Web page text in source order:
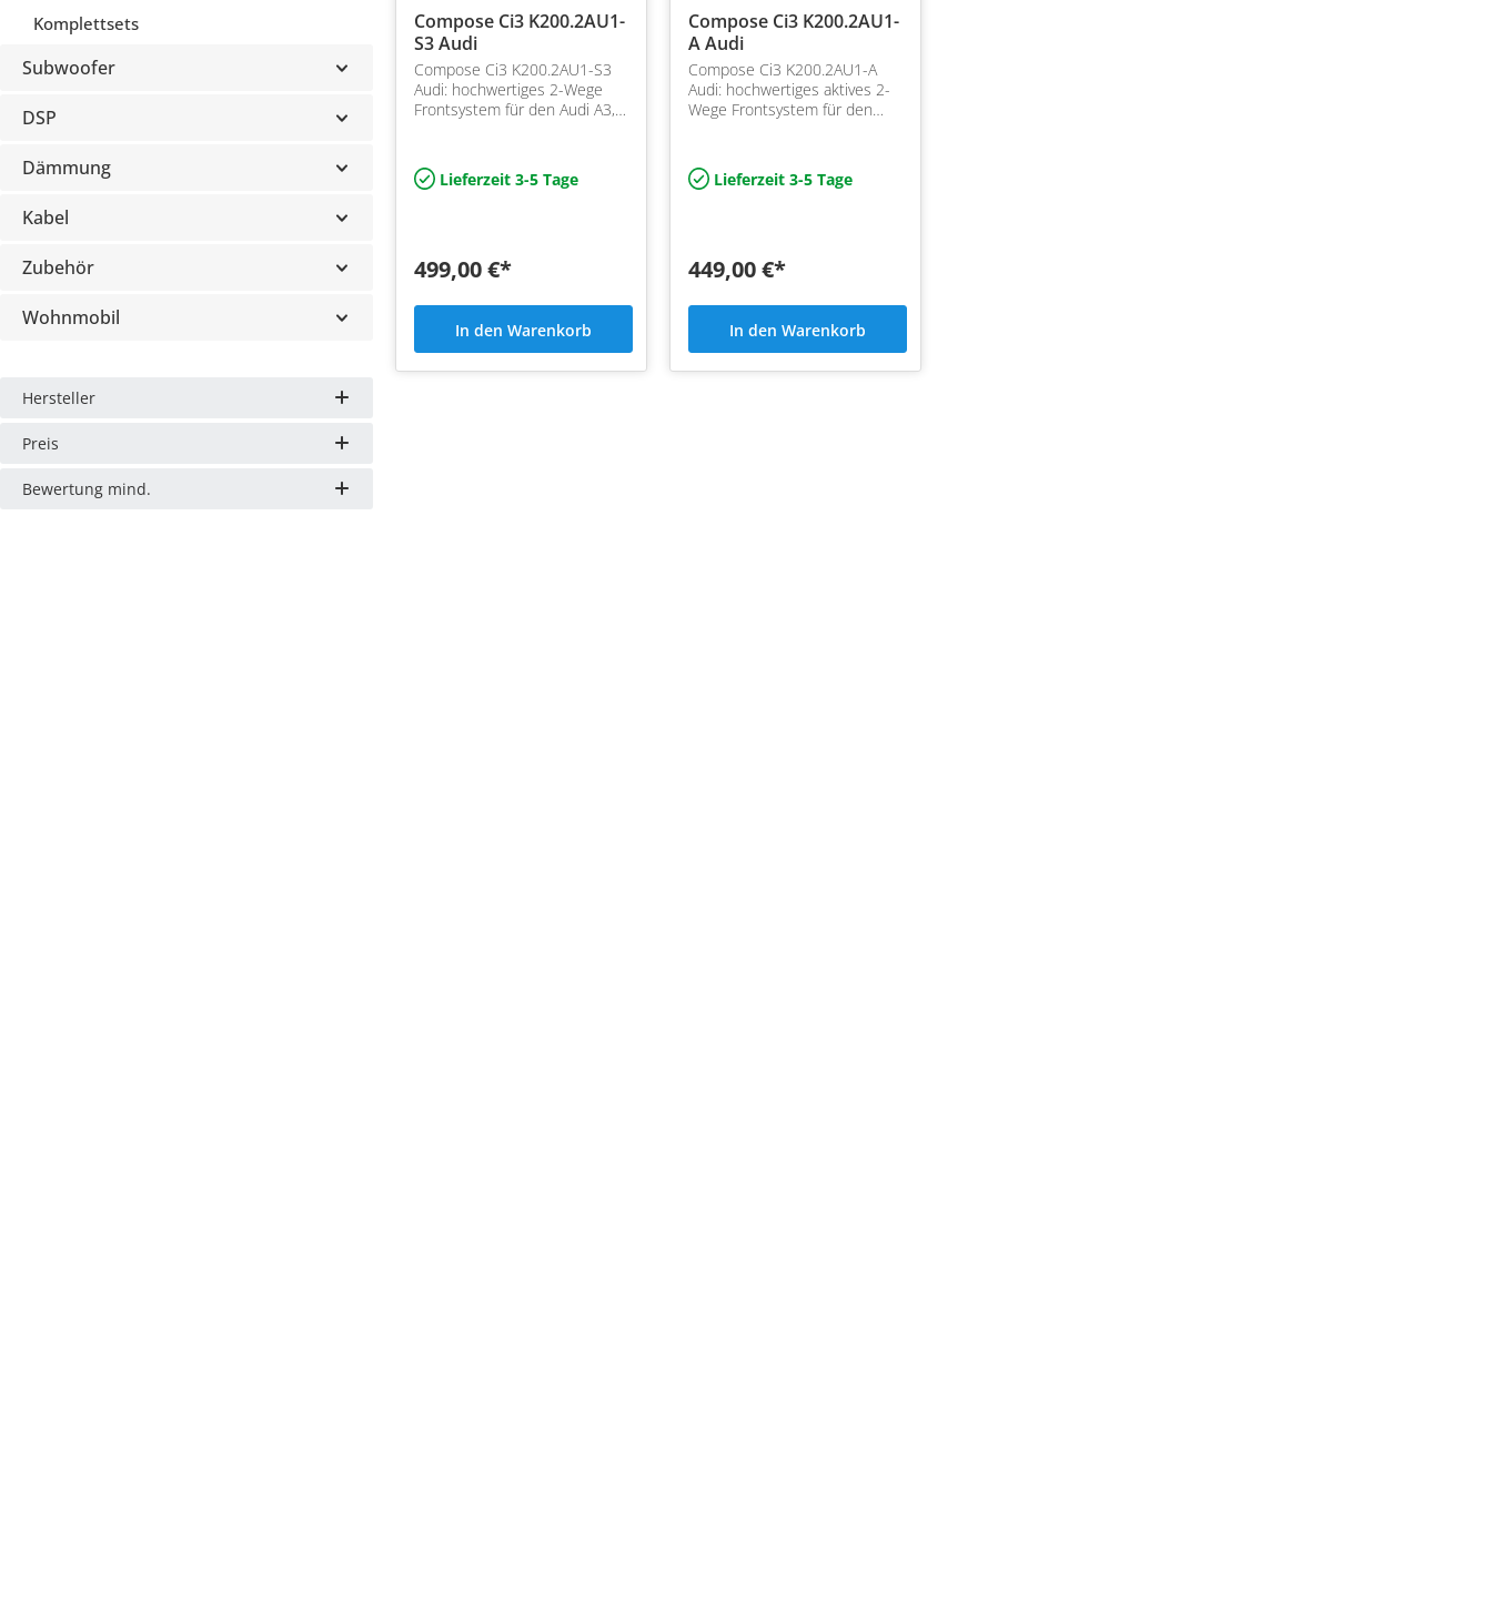
Komplettsets
Subwoofer
DSP
Dämmung
Kabel
Zubehör
Wohnmobil
Hersteller
Preis
Bewertung mind.
Compose Ci3 K200.2AU1-
S3 Audi
Compose Ci3 K200.2AU1-S3
Audi: hochwertiges 2-Wege
Frontsystem für den Audi A3,
Flexmount Adapter
Lieferzeit 3-5 Tage
499,00 €*
In den Warenkorb
Compose Ci3 K200.2AU1-
A Audi
Compose Ci3 K200.2AU1-A
Audi: hochwertiges aktives 2-
Wege Frontsystem für den
Flexmount Adapter
Lieferzeit 3-5 Tage
449,00 €*
In den Warenkorb